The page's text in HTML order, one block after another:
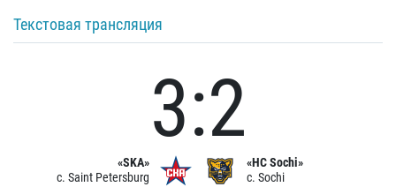
Текстовая трансляция
«SKA»
c. Saint Petersburg
3:2
«HC Sochi»
c. Sochi